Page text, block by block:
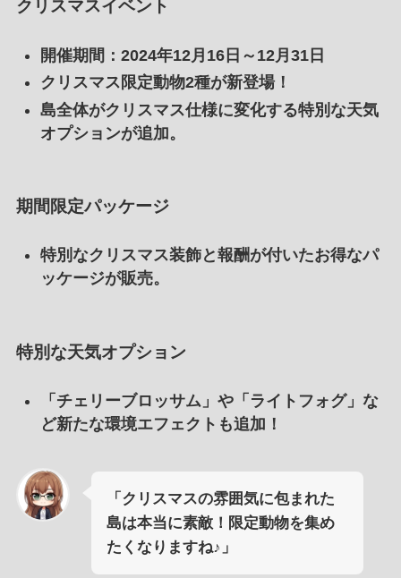
クリスマスイベント
開催期間 ：2024年12月16日～12月31日
クリスマス限定動物2種が新登場！
島全体がクリスマス仕様に変化する特別な天気
オプションが追加。
期間限定パッケージ
特別なクリスマス装飾と報酬が付いたお得なパ
ッケージが販売。
特別な天気オプション
「チェリーブロッサム」や「ライトフォグ」な
ど新たな環境エフェクトも追加！
「クリスマスの雰囲気に包まれた
島は本当に素敵！限定動物を集め
たくなりますね♪」